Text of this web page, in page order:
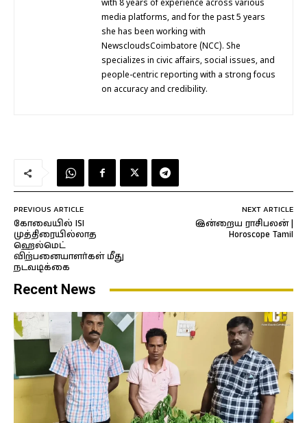
with 8 years of experience across various
media platforms, and for the past 5 years
she has been working with
NewscloudsCoimbatore (NCC). She
specializes in civic affairs, social issues, and
people-centric reporting with a strong focus
on accuracy and credibility.
PREVIOUS ARTICLE
கோவையில் ISI
முத்திரையில்லாத
ஹெல்மெட்
விற்பனையாளர்கள் மீது
நடவடிக்கை
NEXT ARTICLE
இன்றைய ராசிபலன் |
Horoscope Tamil
Recent News